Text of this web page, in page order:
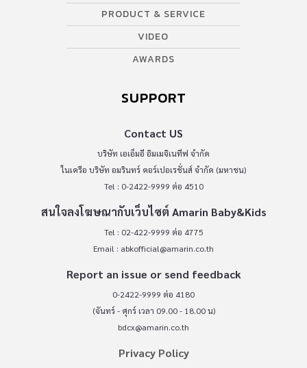
PRODUCT & SERVICE
VIDEO
AWARDS
SUPPORT
Contact US
บริษัท เอเอ็มอี อิมเมจิเนทีฟ จำกัด
ในเครือ บริษัท อมรินทร์ คอร์เปอเรชั่นส์ จำกัด (มหาชน)
Tel : 0-2422-9999 ต่อ 4510
สนใจลงโฆษณากับเว็บไซต์ Amarin Baby&Kids
Tel : 02-422-9999 ต่อ 4775
Email : abkofficial@amarin.co.th
Report an issue or send feedback
0-2422-9999 ต่อ 4180
(จันทร์ - ศุกร์ เวลา 09.00 - 18.00 น)
bdcx@amarin.co.th
Privacy Policy